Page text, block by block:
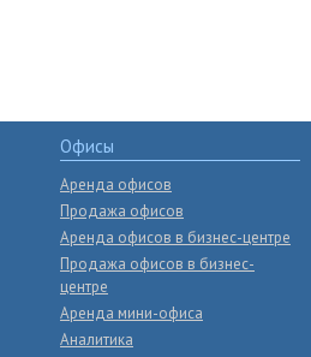
Офисы
Аренда офисов
Продажа офисов
Аренда офисов в бизнес-центре
Продажа офисов в бизнес-
центре
Аренда мини-офиса
Аналитика